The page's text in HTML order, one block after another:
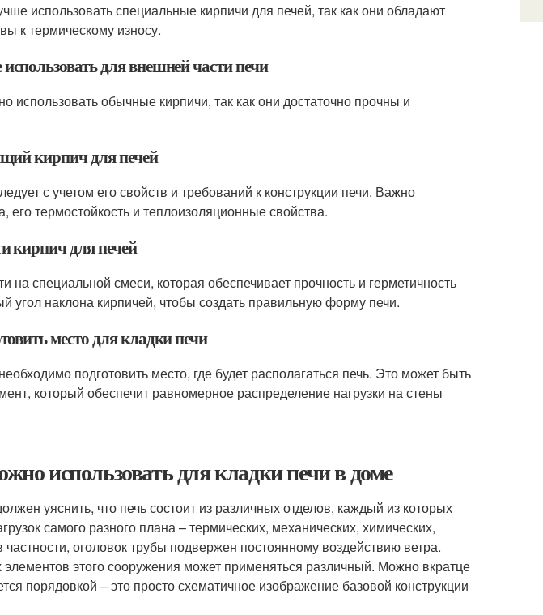
использовать специальные кирпичи для печей, так как они обладают
к термическому износу.
для внешней части печи
использовать обычные кирпичи, так как они достаточно прочны и
кирпич для печей
с учетом его свойств и требований к конструкции печи. Важно
термостойкость и теплоизоляционные свойства.
кирпич для печей
на специальной смеси, которая обеспечивает прочность и герметичность
угол наклона кирпичей, чтобы создать правильную форму печи.
место для кладки печи
подготовить место, где будет располагаться печь. Это может быть
который обеспечит равномерное распределение нагрузки на стены
использовать для кладки печи в доме
уяснить, что печь состоит из различных отделов, каждый из которых
самого разного плана – термических, механических, химических,
оголовок трубы подвержен постоянному воздействию ветра.
этого сооружения может применяться различный. Можно вкратце
порядовкой – это просто схематичное изображение базовой конструкции